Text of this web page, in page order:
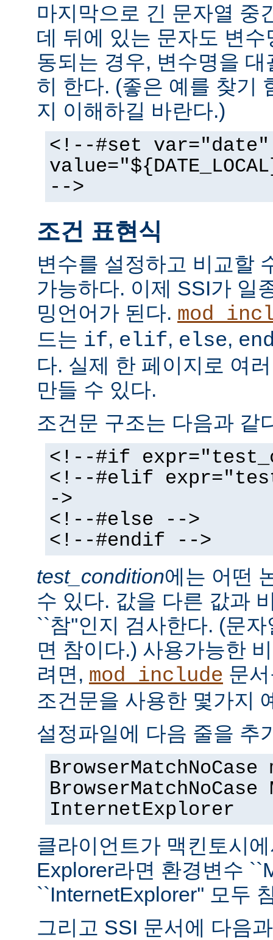
마지막으로 긴 문자열 중
데 뒤에 있는 문자도 변
동되는 경우, 변수명을
히 한다. (좋은 예를 찾기
지 이해하길 바란다.)
<!--#set var="date"
-->
조건 표현식
변수를 설정하고 비교할
가능하다. 이제 SSI가 일
밍언어가 된다.
드는 if, elif, else,
다. 실제 한 페이지로 여
만들 수 있다.
조건문 구조는 다음과 같
<!--#if
<!--#elif
->
<!--#else -->
<!--#endif -->
test_condition에는 어떤
수 있다. 값을 다른 값과
``참''인지 검사한다. (문
면 참이다.) 사용가능한
려면, mod_include 문
조건문을 사용한 몇가지
설정파일에 다음 줄을 추
BrowserMatchNoCase
InternetExplorer
클라이언트가 맥킨토시
Explorer라면 환경변수
``InternetExplorer'' 모두
그리고 SSI 문서에 다음